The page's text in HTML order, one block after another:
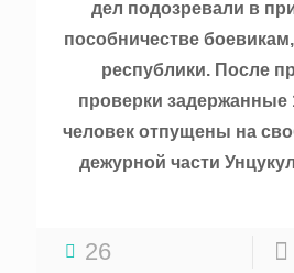
дел подозревали в
пособничестве
республики. После
проверки задержанные
человек отпущены на
дежурной части
26